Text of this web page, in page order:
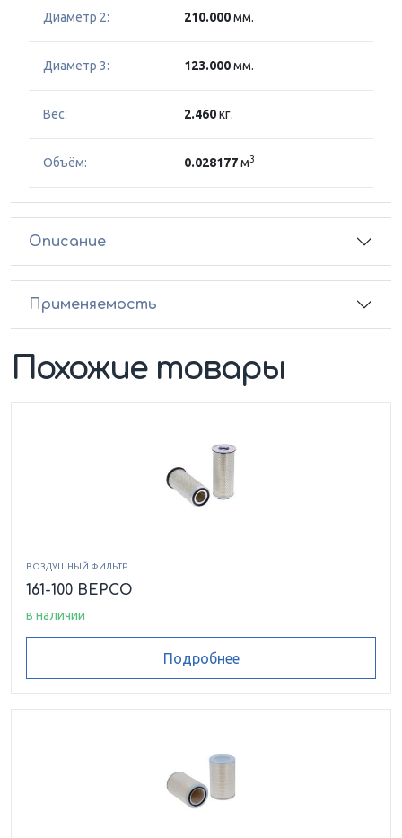
Диаметр 2: 210.000мм.
Диаметр 3: 123.000мм.
Вес: 2.460кг.
Объём: 0.028177м3
Описание
Применяемость
Похожие товары
ВОЗДУШНЫЙ ФИЛЬТР
161-100 BEPCO
в наличии
Подробнее